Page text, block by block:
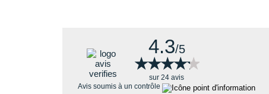
4.3/5
★★★★★
★★★★★
sur 24 avis
Avis soumis à un contrôle